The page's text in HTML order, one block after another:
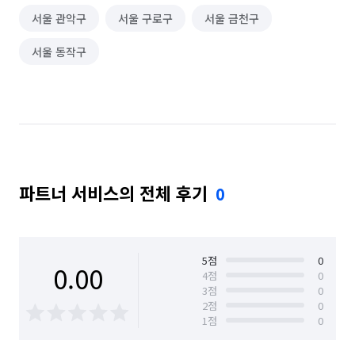
서울 관악구 서울 구로구 서울 금천구
서울 동작구
파트너 서비스의 전체 후기 0
0.00 5점
0
4점
0
3점
0
2점
0
1점
0